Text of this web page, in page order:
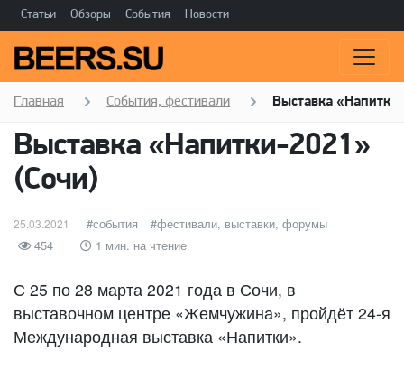
Статьи Обзоры События Новости
Главная События, фестивали Выставка
Выставка «Напитки-2021»
(Сочи)
Опубликовано
25.03.2021 категории
события Метки
фестивали, выставки, форумы
454
1 мин. на чтение
С 25 по 28 марта 2021 года в Сочи, в
выставочном центре «Жемчужина», пройдёт 24-я
Международная выставка «Напитки».